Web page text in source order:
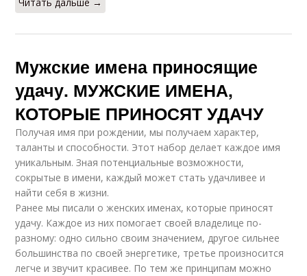
Читать дальше →
Мужские имена приносящие
удачу. МУЖСКИЕ ИМЕНА,
КОТОРЫЕ ПРИНОСЯТ УДАЧУ
Получая имя при рождении, мы получаем характер,
таланты и способности. Этот набор делает каждое имя
уникальным. Зная потенциальные возможности,
сокрытые в имени, каждый может стать удачливее и
найти себя в жизни.
Ранее мы писали о женских именах, которые приносят
удачу. Каждое из них помогает своей владелице по-
разному: одно сильно своим значением, другое сильнее
большинства по своей энергетике, третье произносится
легче и звучит красивее. По тем же принципам можно